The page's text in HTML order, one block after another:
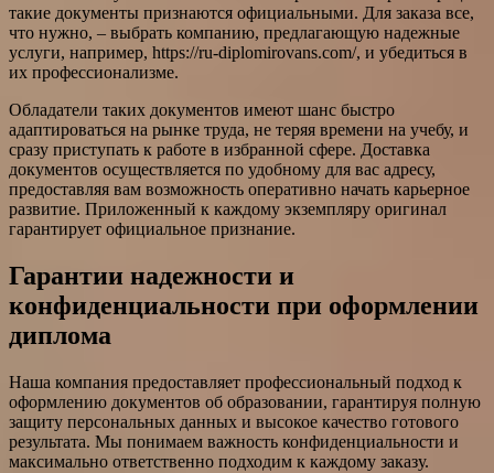
такие документы признаются официальными. Для заказа все,
что нужно, – выбрать компанию, предлагающую надежные
услуги, например, https://ru-diplomirovans.com/, и убедиться в
их профессионализме.
Обладатели таких документов имеют шанс быстро
адаптироваться на рынке труда, не теряя времени на учебу, и
сразу приступать к работе в избранной сфере. Доставка
документов осуществляется по удобному для вас адресу,
предоставляя вам возможность оперативно начать карьерное
развитие. Приложенный к каждому экземпляру оригинал
гарантирует официальное признание.
Гарантии надежности и
конфиденциальности при оформлении
диплома
Наша компания предоставляет профессиональный подход к
оформлению документов об образовании, гарантируя полную
защиту персональных данных и высокое качество готового
результата. Мы понимаем важность конфиденциальности и
максимально ответственно подходим к каждому заказу.